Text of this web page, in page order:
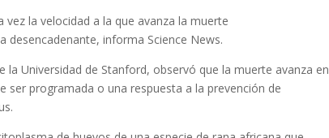
la velocidad a la que avanza la muerte
informa Science News.
la Universidad de Stanford, observó que la muerte avanza en
programada o una respuesta a la prevención de